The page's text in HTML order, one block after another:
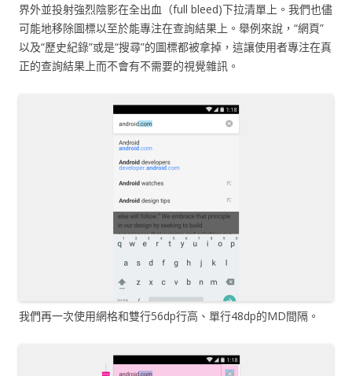
界外並投射強烈陰影在全出血（full bleed)下拉清單上。我們也儘
可能地移除圖標以至於能專注在查詢結果上。舉例來說，“網頁”
以及“歷史紀錄”或是“搜尋”的圖標都被拿掉，這讓使用者專注在真
正的查詢結果上而不會有不需要的視覺雜訊。
我們再一次使用網格和雙行56dp行高、單行48dp的MD間隔。